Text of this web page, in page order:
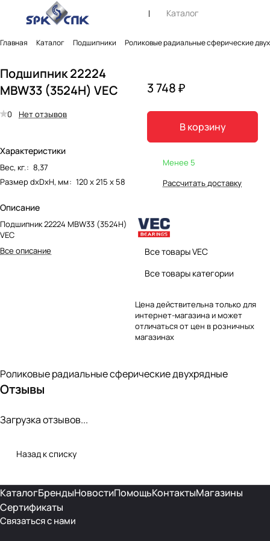
Каталог
Главная Каталог Подшипники Роликовые радиальные сферические
Подшипник 22224
MBW33 (3524Н) VEC
0 Нет отзывов
Характеристики
Вес, кг.: 8,37
Размер dxDxH, мм: 120 х 215 х 58
Описание
Подшипник 22224 MBW33 (3524Н)
VEC
Все описание
3 748 ₽
В корзину
Менее 5
Рассчитать доставку
Все товары VEC
Все товары категории
Цена действительна только для
интернет-магазина и может
отличаться от цен в розничных
магазинах
Роликовые радиальные сферические двухрядные
Отзывы
Загрузка отзывов...
Назад к списку
КаталогБрендыНовостиПомощьКонтактыМагазины
Сертификаты
Связаться с нами